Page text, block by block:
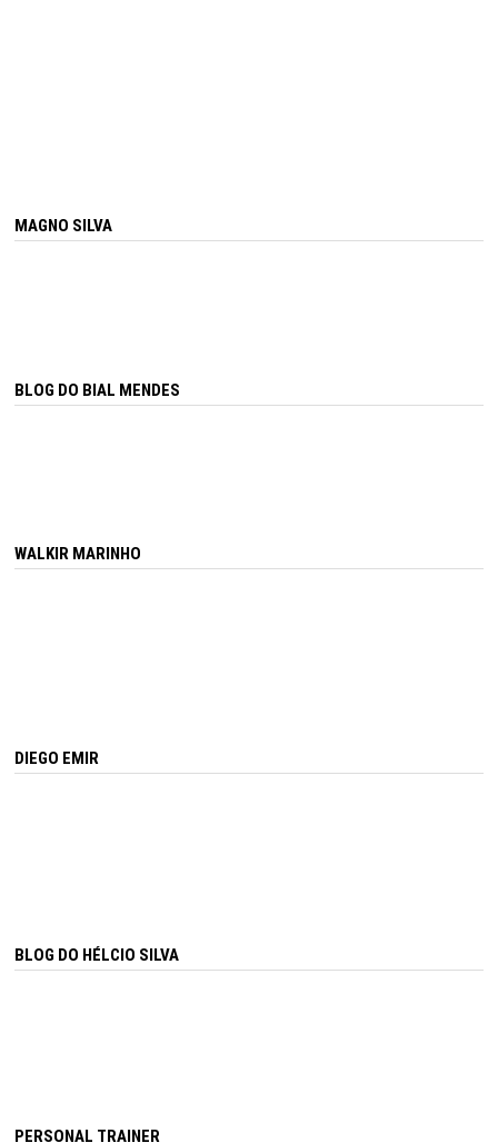
MAGNO SILVA
BLOG DO BIAL MENDES
WALKIR MARINHO
DIEGO EMIR
BLOG DO HÉLCIO SILVA
PERSONAL TRAINER